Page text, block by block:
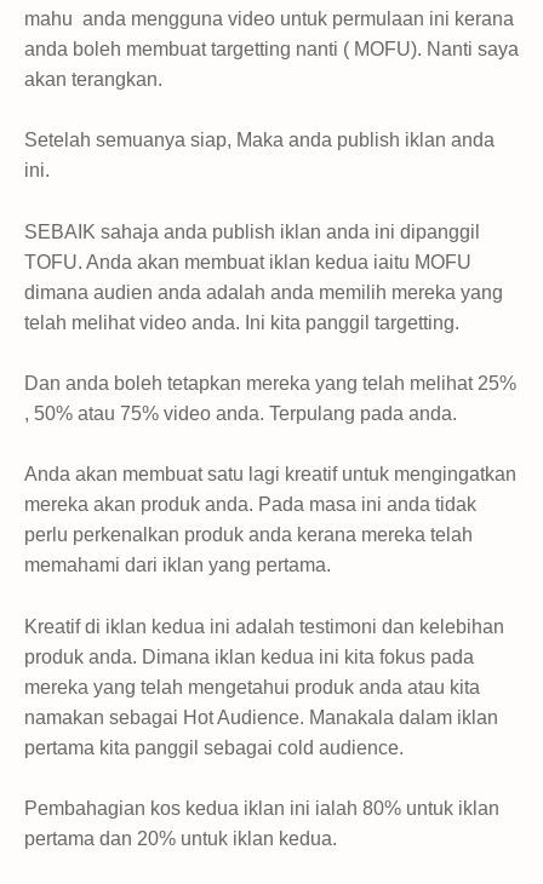
mahu anda mengguna video untuk permulaan ini kerana
anda boleh membuat targetting nanti ( MOFU). Nanti saya
akan terangkan.
Setelah semuanya siap, Maka anda publish iklan anda
ini.
SEBAIK sahaja anda publish iklan anda ini dipanggil
TOFU. Anda akan membuat iklan kedua iaitu MOFU
dimana audien anda adalah anda memilih mereka yang
telah melihat video anda. Ini kita panggil targetting.
Dan anda boleh tetapkan mereka yang telah melihat 25%
, 50% atau 75% video anda. Terpulang pada anda.
Anda akan membuat satu lagi kreatif untuk mengingatkan
mereka akan produk anda. Pada masa ini anda tidak
perlu perkenalkan produk anda kerana mereka telah
memahami dari iklan yang pertama.
Kreatif di iklan kedua ini adalah testimoni dan kelebihan
produk anda. Dimana iklan kedua ini kita fokus pada
mereka yang telah mengetahui produk anda atau kita
namakan sebagai Hot Audience. Manakala dalam iklan
pertama kita panggil sebagai cold audience.
Pembahagian kos kedua iklan ini ialah 80% untuk iklan
pertama dan 20% untuk iklan kedua.